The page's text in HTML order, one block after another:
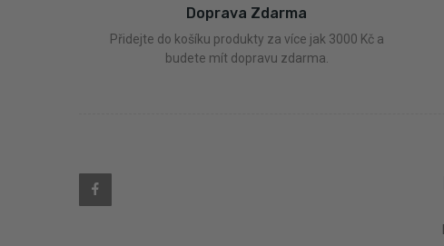
Doprava Zdarma
Přidejte do košíku produkty za více jak 3000 Kč a
budete mít dopravu zdarma.